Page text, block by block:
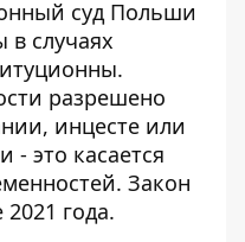
суд Польши
в случаях
разрешено
инцесте или
- это касается
. Закон
2021 года.